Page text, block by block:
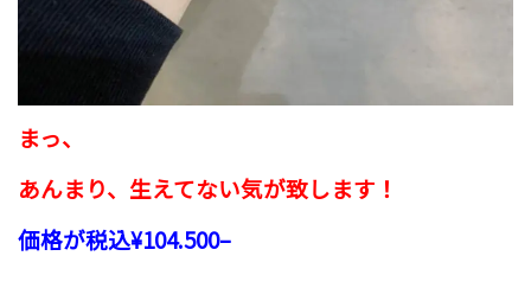
まっ、
あんまり、生えてない気が致します！
価格が税込¥104.500–